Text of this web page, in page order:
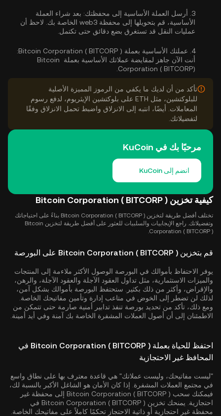
3. أرسل العملة الأساسية إلى محفظتك: بعد شراء العملة
الأساسية، قم بتحويلها إلى محفظة web3 الخاصة بك. لاحظ أن
عمليات النقل قد تستغرق بضع دقائق حتى تكتمل.
4. عملتك الأساسية بعملة Bitcoin Corporation ( BITCORP ):
أنت الآن جاهز لمقايضة عملاتك الأساسية بعملة Bitcoin
Corporation ( BITCORP).
تأكد من أن لديك ما يكفي من الرموز المميزة الأصلية
للبلوكتشين، مثل ETH على بلوكتشين الإيثريوم، لدفع رسوم
المعاملات. أيضًا، انتبه إلى الانزلاق واضبط تحمل الانزلاق وفقًا
لتفضيلاتك.
مرحبًا بك في KuCoin
انضم إلى KuCoin
كيفية تخزين Bitcoin Corporation ( BITCORP )
تختلف أفضل طريقة لتخزين Bitcoin Corporation ( BITCORP ) بناءً على احتياجاتك
وتفضيلاتك. راجع الإيجابيات والسلبيات للعثور على أفضل طريقة لتخزين Bitcoin
Corporation ( BITCORP ).
قم بتخزين Bitcoin Corporation ( BITCORP ) على البورصة
يوفر الاحتفاظ بأموالك في البورصة الوصول الأكثر ملاءمة إلى المنتجات
والميزات الاستثمارية، مثل تداول العقود الآجلة والعقود الآجلة، والرهن،
والإقراض، وأكثر من ذلك بكثير. ستحتفظ البورصة بأموالك بشكل آمن،
لذلك لن تضطر إلى الخوض في متاعب إدارة وتأمين مفاتيحك الخاصة.
ومع ذلك، تأكد من تحديد بورصة تنفذ تدابير أمنية صارمة حتى تتمكن من
الاطمئنان إلى أن أصول العملات المشفرة الخاصة بك آمنة وفي أيد أمينة.
احتفظ للحياة بعملة Bitcoin Corporation ( BITCORP ) في
المحافظ غير الاحتجازية
"ليست مفاتيحك، وليست عملاتك" هي قاعدة معترف بها على نطاق واسع
في مجتمع العملات المشفرة. إذا كان الأمان هو الشاغل الأكبر بالنسبة لك،
فيمكنك سحب Bitcoin Corporation ( BITCORP ) إلى محفظة غير
احتجازية. يمنحك تخزين Bitcoin Corporation ( BITCORP ) في
محفظة غير احتجازية أو ذاتية الاحتجاز تحكمًا كاملاً على مفاتيحك الخاصة.